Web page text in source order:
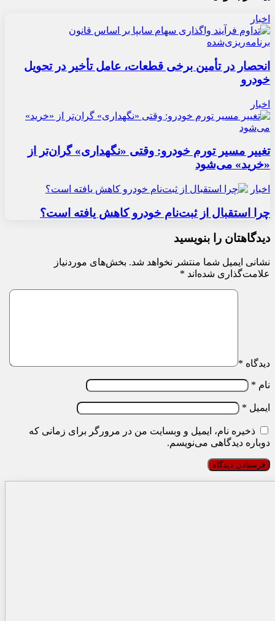
اخبار
انحصار در تأمین برخی قطعات، عامل تأخیر در تحویل
خودرو
اخبار
تغییر مسیر تورم خودرو: وقتی «نگهداری» گران‌تر از
«خرید» می‌شود
اخبار
چرا استقبال از ثبت‌نام خودرو کاهش یافته است؟
دیدگاهتان را بنویسید
نشانی ایمیل شما منتشر نخواهد شد. بخش‌های موردنیاز
علامت‌گذاری شده‌اند *
دیدگاه *
نام *
ایمیل *
ذخیره نام، ایمیل و وبسایت من در مرورگر برای زمانی که
دوباره دیدگاهی می‌نویسم.